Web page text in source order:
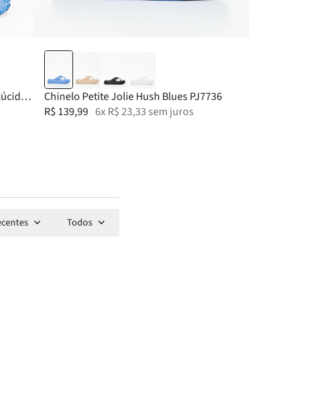
Chinelo Petite Jolie Hush Blues PJ7736
R$ 139,99 6xR$23,33 sem juros
Todos